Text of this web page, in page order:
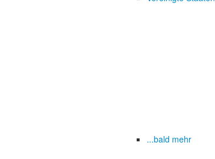
...bald mehr